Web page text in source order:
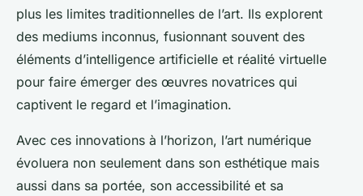
plus les limites traditionnelles de l’art. Ils explorent
des mediums inconnus, fusionnant souvent des
éléments d’intelligence artificielle et réalité virtuelle
pour faire émerger des œuvres novatrices qui
captivent le regard et l’imagination.
Avec ces innovations à l’horizon, l’art numérique
évoluera non seulement dans son esthétique mais
aussi dans sa portée, son accessibilité et sa